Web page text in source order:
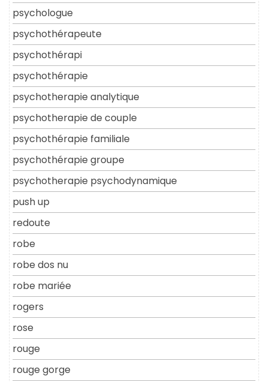
psychologue
psychothérapeute
psychothérapi
psychothérapie
psychotherapie analytique
psychotherapie de couple
psychothérapie familiale
psychothérapie groupe
psychotherapie psychodynamique
push up
redoute
robe
robe dos nu
robe mariée
rogers
rose
rouge
rouge gorge